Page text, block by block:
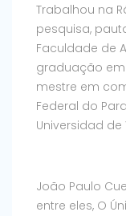
Trabalhou na
pesquisa,
Faculdade de
graduação em
mestre em
Federal do
Universidad de
João Paulo
entre eles, O